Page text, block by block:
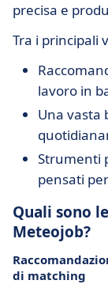
precisa e
Tra i principali
lavoro in
Una vasta
Strumenti
pensati
Quali sono
Meteojob?
di matching